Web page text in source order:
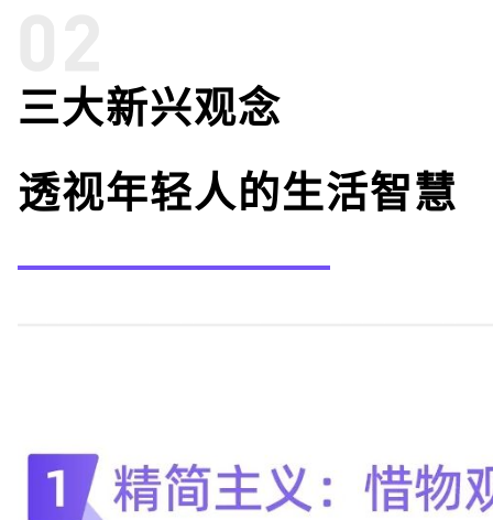
三大新兴观念
透视年轻人的生活智慧